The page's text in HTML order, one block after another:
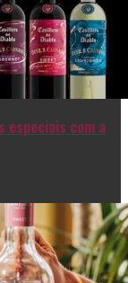
especiais com a